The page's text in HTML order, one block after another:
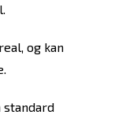
og kan
standard